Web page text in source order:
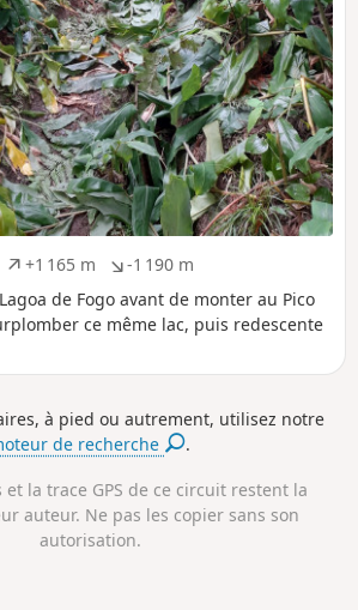
+1 165 m
D
é
n
i
e
é
p
s
i
-1 190 m
D
é
n
i
e
é
n
g
a
t
i
de Fogo avant de monter au Pico
ce même lac, puis redescente
à pied ou autrement, utilisez notre
de recherche
.
et la trace GPS de ce circuit restent la
auteur. Ne pas les copier sans son
autorisation.